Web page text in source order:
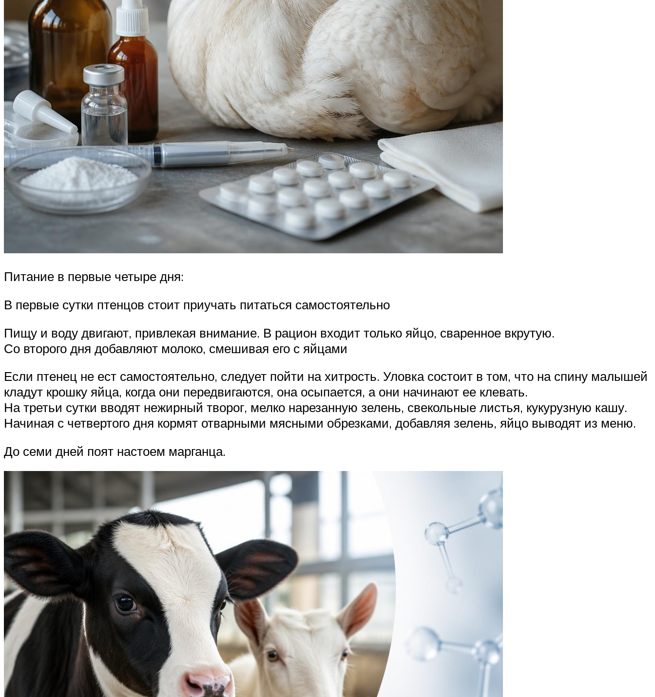
Питание в первые четыре дня:
В первые сутки птенцов стоит приучать питаться самостоятельно
Пищу и воду двигают, привлекая внимание. В рацион входит только яйцо, сваренное вкрутую.
Со второго дня добавляют молоко, смешивая его с яйцами
Если птенец не ест самостоятельно, следует пойти на хитрость. Уловка состоит в том, что на спину малышей
кладут крошку яйца, когда они передвигаются, она осыпается, а они начинают ее клевать.
На третьи сутки вводят нежирный творог, мелко нарезанную зелень, свекольные листья, кукурузную кашу.
Начиная с четвертого дня кормят отварными мясными обрезками, добавляя зелень, яйцо выводят из меню.
До семи дней поят настоем марганца.